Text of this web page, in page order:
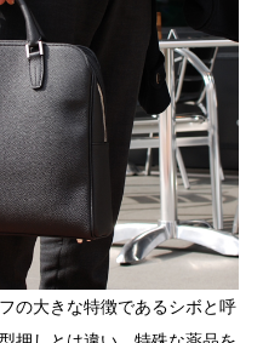
の大きな特徴であるシボと呼